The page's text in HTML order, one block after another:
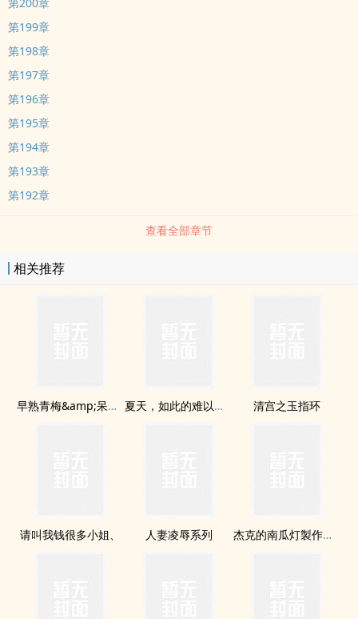
第199章
第198章
第197章
第196章
第195章
第194章
第193章
第192章
查看全部章节
相关推荐
早熟青梅&amp;呆萌竹ma 夏天，如此的难以忘怀 清宫之玉指环
请叫我钱很多小姐、 人妻凌辱系列 杰克的南瓜灯製作守则